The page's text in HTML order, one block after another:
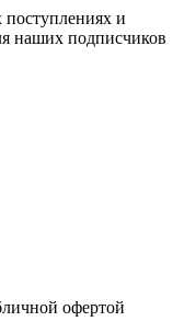
и
наших подписчиков
офертой